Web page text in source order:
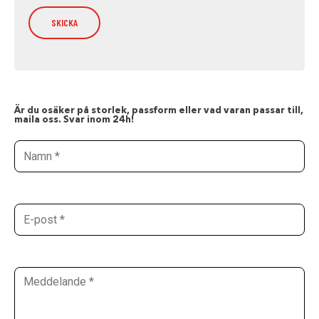
Är du osäker på storlek, passform eller vad varan passar till,
maila oss. Svar inom 24h!